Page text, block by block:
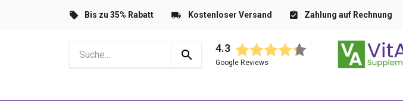
Bis zu 35% Rabatt Kostenloser Versand Zahlung auf Rechnung
4.3
Google Reviews